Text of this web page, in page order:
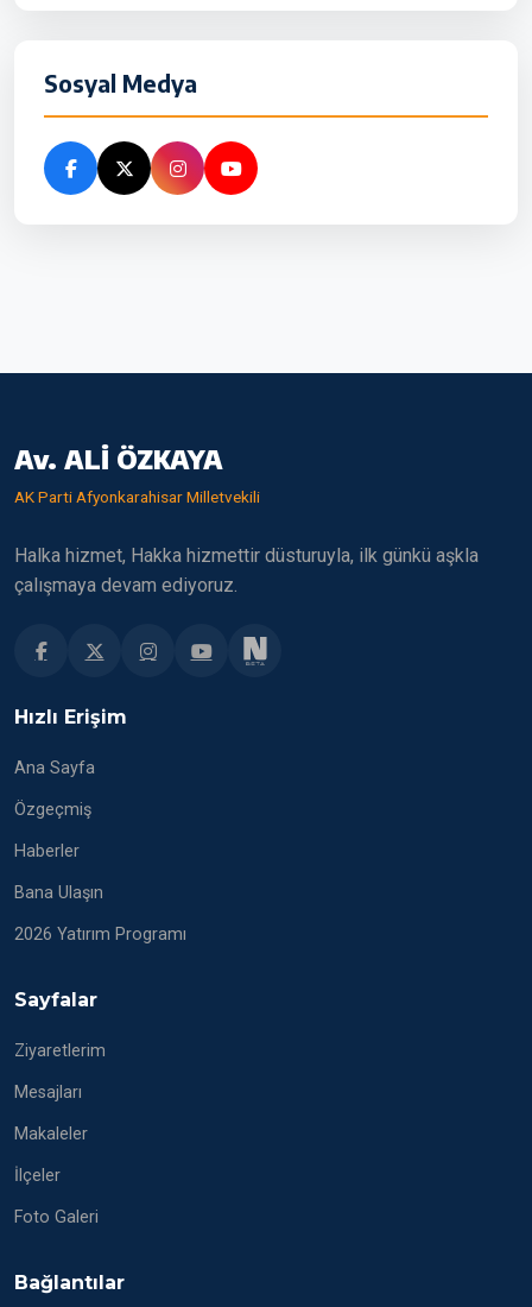
Sosyal Medya
Av. ALİ ÖZKAYA
AK Parti Afyonkarahisar Milletvekili
Halka hizmet, Hakka hizmettir düsturuyla, ilk günkü aşkla
çalışmaya devam ediyoruz.
Hızlı Erişim
Ana Sayfa
Özgeçmiş
Haberler
Bana Ulaşın
2026 Yatırım Programı
Sayfalar
Ziyaretlerim
Mesajları
Makaleler
İlçeler
Foto Galeri
Bağlantılar